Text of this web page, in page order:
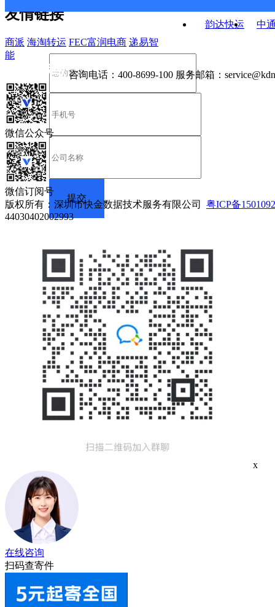
韵达快运
中
友情链接
商派 海淘转运 FEC富润电商 递易智
能
咨询电话： 400-8699-100 服务邮箱：
微信公众号
微信订阅号
版权所有：深圳市快金数据技术服务有限公司 粤ICP备
44030402002993
x
在线咨询
扫码查寄件